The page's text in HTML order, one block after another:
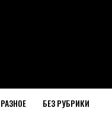
РАЗНОЕ БЕЗ РУБРИКИ